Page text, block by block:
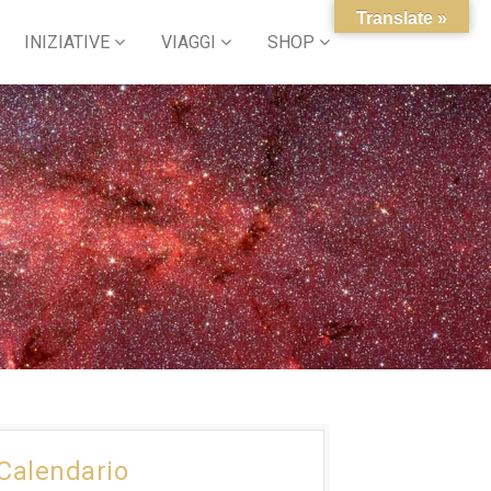
INIZIATIVE VIAGGI SHOP
Translate »